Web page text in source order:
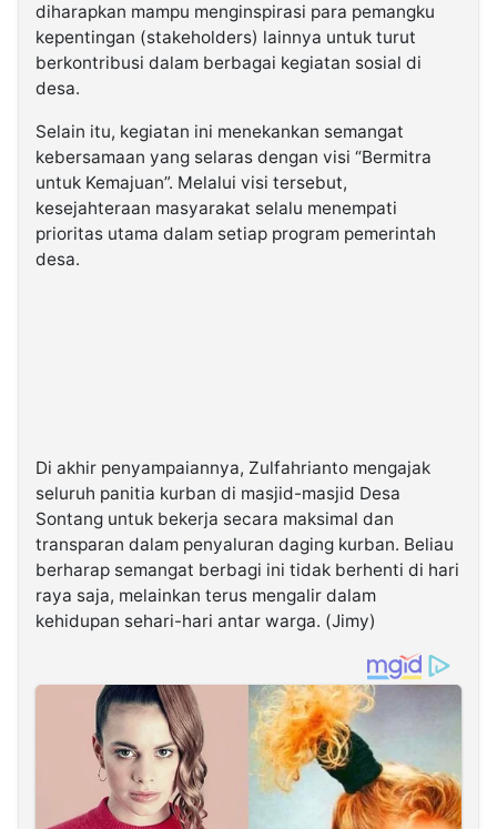
diharapkan mampu menginspirasi para pemangku
kepentingan (stakeholders) lainnya untuk turut
berkontribusi dalam berbagai kegiatan sosial di
desa.
Selain itu, kegiatan ini menekankan semangat
kebersamaan yang selaras dengan visi “Bermitra
untuk Kemajuan”. Melalui visi tersebut,
kesejahteraan masyarakat selalu menempati
prioritas utama dalam setiap program pemerintah
desa.
Di akhir penyampaiannya, Zulfahrianto mengajak
seluruh panitia kurban di masjid-masjid Desa
Sontang untuk bekerja secara maksimal dan
transparan dalam penyaluran daging kurban. Beliau
berharap semangat berbagi ini tidak berhenti di hari
raya saja, melainkan terus mengalir dalam
kehidupan sehari-hari antar warga. (Jimy)